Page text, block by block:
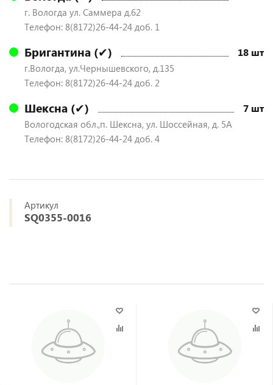
г. Вологда ул. Саммера д.62
Телефон: 8(8172)26-44-24 доб. 1
Бригантина (✔) 18 шт
г.Вологда, ул.Чернышевского, д.135
Телефон: 8(8172)26-44-24 доб. 2
Шексна (✔) 7 шт
Вологодская обл.,п. Шексна, ул. Шоссейная, д. 5А
Телефон: 8(8172)26-44-24 доб. 4
Артикул
SQ0355-0016